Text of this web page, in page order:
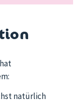
natürlich